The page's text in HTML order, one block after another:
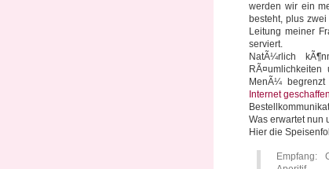
werden wir ein
besteht, plus
Leitung meiner
serviert.
NatÃ¼rlich
MenÃ¼
Internet
Was erwartet nun
Hier die
Empfang: